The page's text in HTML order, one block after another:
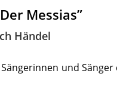
Messias”
Händel
und Sänger